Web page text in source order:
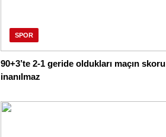
SPOR
90+3’te 2-1 geride oldukları maçın skoru
inanılmaz